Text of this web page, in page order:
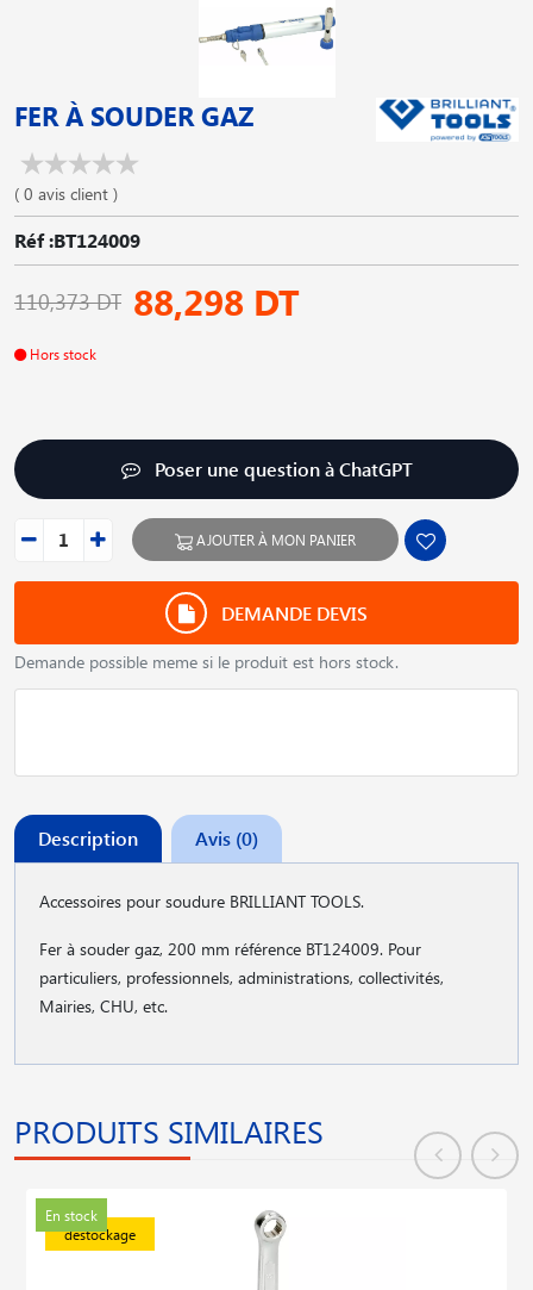
FER À SOUDER GAZ
( 0 avis client )
Réf :BT124009
110,373 DT 88,298 DT
Hors stock
Poser une question à ChatGPT
AJOUTER À MON PANIER
DEMANDE DEVIS
Demande possible meme si le produit est hors stock.
Description Avis (0)
Accessoires pour soudure BRILLIANT TOOLS.
Fer à souder gaz, 200 mm référence BT124009. Pour
particuliers, professionnels, administrations, collectivités,
Mairies, CHU, etc.
PRODUITS SIMILAIRES
En stock
déstockage